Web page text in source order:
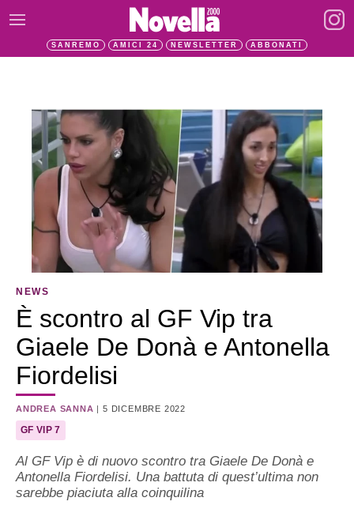
SANREMO AMICI 24 NEWSLETTER ABBONATI
NEWS
È scontro al GF Vip tra
Giaele De Donà e Antonella
Fiordelisi
ANDREA SANNA |5 DICEMBRE 2022
GF VIP 7
Al GF Vip è di nuovo scontro tra Giaele De Donà e
Antonella Fiordelisi. Una battuta di quest’ultima non
sarebbe piaciuta alla coinquilina